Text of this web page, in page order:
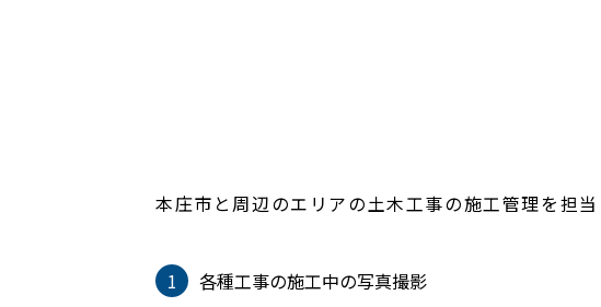
本庄市と周辺のエリアの土木工事の施工管理を担
1 各種工事の施工中の写真撮影